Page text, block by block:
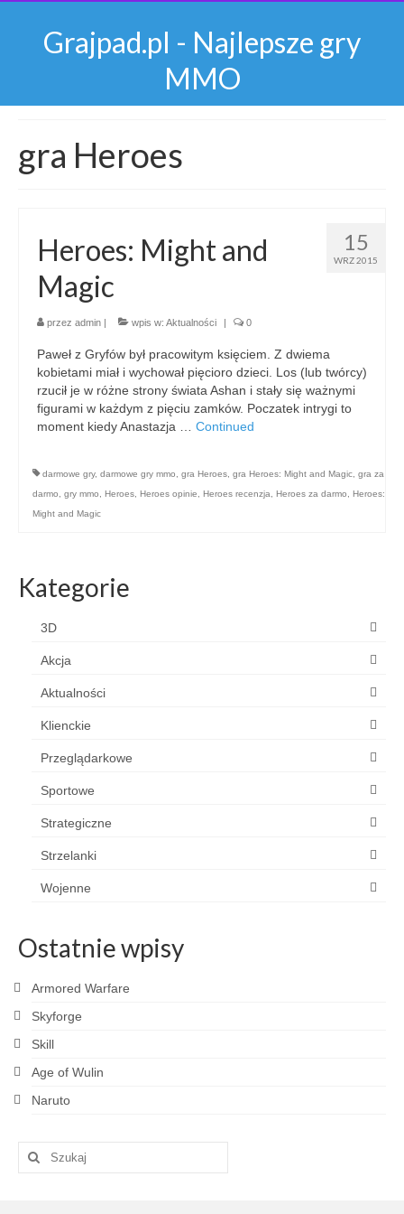
Grajpad.pl - Najlepsze gry
MMO
gra Heroes
15
WRZ 2015
Heroes: Might and
Magic
przez admin | wpis w: Aktualności | 0
Paweł z Gryfów był pracowitym księciem. Z dwiema
kobietami miał i wychował pięcioro dzieci. Los (lub twórcy)
rzucił je w różne strony świata Ashan i stały się ważnymi
figurami w każdym z pięciu zamków. Poczatek intrygi to
moment kiedy Anastazja … Continued
darmowe gry, darmowe gry mmo gra Heroes gra Heroes: Might and Magic gra za
darmo
gry mmo Heroes Heroes opinie Heroes recenzja Heroes za darmo
Heroes:
Might and Magic
Kategorie
3D
Akcja
Aktualności
Klienckie
Przeglądarkowe
Sportowe
Strategiczne
Strzelanki
Wojenne
Ostatnie wpisy
Armored Warfare
Skyforge
Skill
Age of Wulin
Naruto
Szuklaj